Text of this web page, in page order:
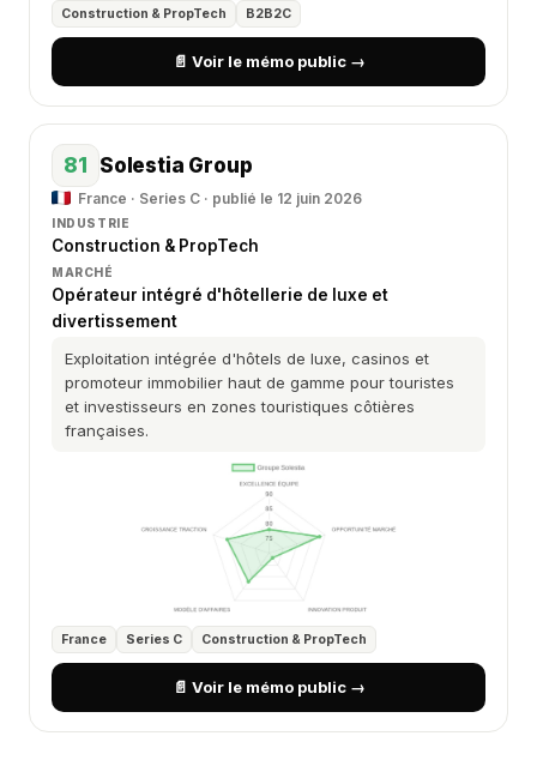
Construction & PropTech
B2B2C
📄 Voir le mémo public →
81 Solestia Group
France · Series C · publié le 12 juin 2026
INDUSTRIE
Construction & PropTech
MARCHÉ
Opérateur intégré d'hôtellerie de luxe et
divertissement
Exploitation intégrée d'hôtels de luxe, casinos et
promoteur immobilier haut de gamme pour touristes
et investisseurs en zones touristiques côtières
françaises.
France Series C Construction & PropTech
📄 Voir le mémo public →